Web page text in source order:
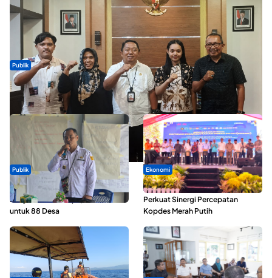
Publik
Dua Talenta Muda Ternate Wakili Maluku Utara di Gita Bahana
Nusantara 2026
Publik
ABDESI Morotai Apresiasi
Penyaluran ADD Rp3,13 Miliar
untuk 88 Desa
Ekonomi
Seminar di Ternate, Mendes
Perkuat Sinergi Percepatan
Kopdes Merah Putih